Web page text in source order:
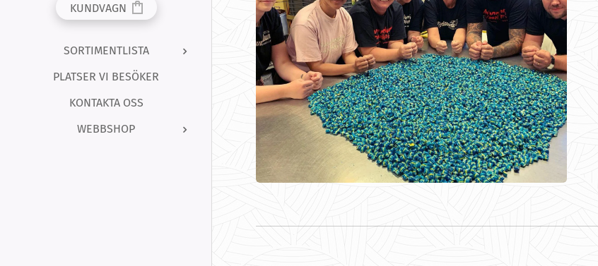
KUNDVAGN
SORTIMENTLISTA
PLATSER VI BESÖKER
KONTAKTA OSS
WEBBSHOP